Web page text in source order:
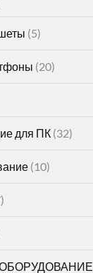
(5)
(20)
для ПК (32)
(10)